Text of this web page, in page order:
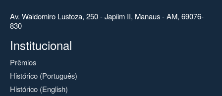
Av. Waldomiro Lustoza, 250 - Japiim II, Manaus - AM, 69076-
830
Institucional
Prêmios
Histórico (Português)
Histórico (English)